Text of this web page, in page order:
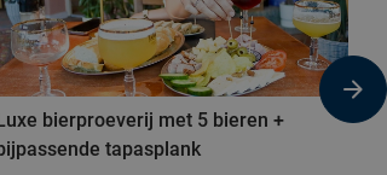
Luxe bierproeverij met 5 bieren +
tapasplank